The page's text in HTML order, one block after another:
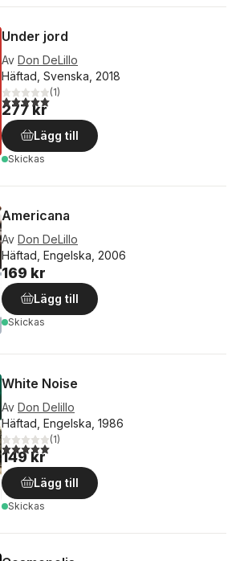
Under jord
Av Don DeLillo
Häftad, Svenska, 2018
5,0utav 5 stjärnor. Totalt antal röster:
(1)
277 kr
Lägg till
Skickas
Americana
Av Don DeLillo
Häftad, Engelska, 2006
169 kr
Lägg till
Skickas
White Noise
Av Don Delillo
Häftad, Engelska, 1986
5,0utav 5 stjärnor. Totalt antal röster:
(1)
149 kr
Lägg till
Skickas